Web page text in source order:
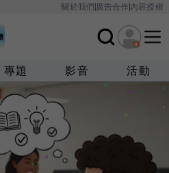
關於我們廣告合作內容授權
專題 影音 活動